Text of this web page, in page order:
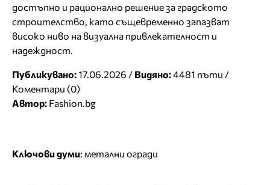
достъпно и рационално решение за градското
строителство, като същевременно запазват
високо ниво на визуална привлекателност и
надеждност.
Публикувано:17.06.2026 / Видяно:4481 пъти /
Коментари (0)
Автор: Fashion.bg
Ключови думи: метални огради